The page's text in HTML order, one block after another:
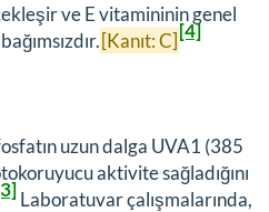
ve E vitamininin genel
[Kanıt: C][4]
uzun dalga UVA1 (385
aktivite sağladığını
Laboratuvar çalışmalarında,